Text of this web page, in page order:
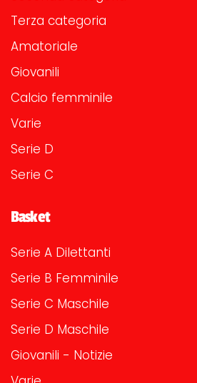
Terza categoria
Amatoriale
Giovanili
Calcio femminile
Varie
Serie D
Serie C
Basket
Serie A Dilettanti
Serie B Femminile
Serie C Maschile
Serie D Maschile
Giovanili - Notizie